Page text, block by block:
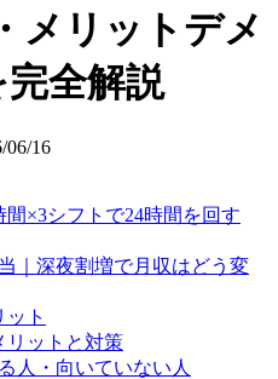
メリットデメ
完全解説
06/16
×3シフトで24時間を回す
｜深夜割増で月収はどう変
ト
リットと対策
人・向いていない人